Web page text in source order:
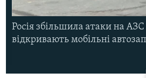
Росія збільшила атаки на АЗС
відкривають мобільні